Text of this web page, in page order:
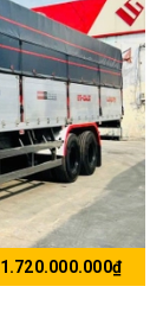
1.720.000.000₫